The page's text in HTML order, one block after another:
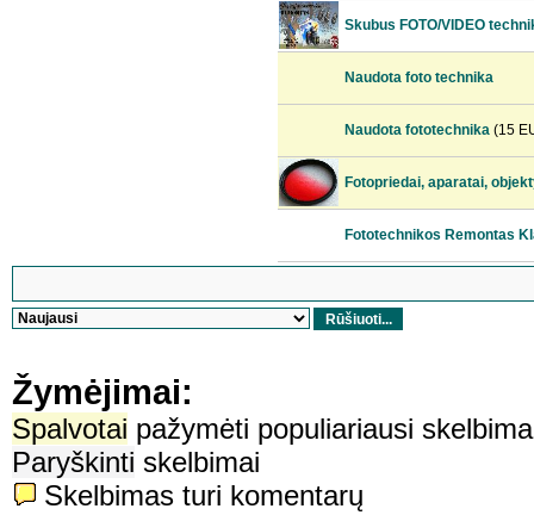
Skubus FOTO/VIDEO
Naudota foto technika
Naudota fototechnika (15
Fotopriedai, aparatai,
Fototechnikos Remontas
Žymėjimai:
Spalvotai pažymėti populiariausi
Paryškinti skelbimai
Skelbimas turi komentarų